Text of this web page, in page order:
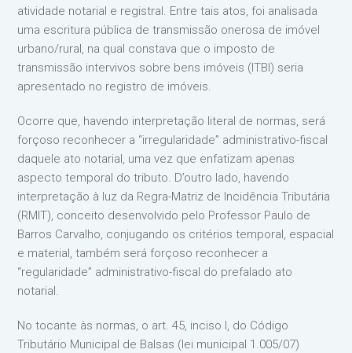
atividade notarial e registral. Entre tais atos, foi analisada
uma escritura pública de transmissão onerosa de imóvel
urbano/rural, na qual constava que o imposto de
transmissão intervivos sobre bens imóveis (ITBI) seria
apresentado no registro de imóveis.
Ocorre que, havendo interpretação literal de normas, será
forçoso reconhecer a “irregularidade” administrativo-fiscal
daquele ato notarial, uma vez que enfatizam apenas
aspecto temporal do tributo. D’outro lado, havendo
interpretação à luz da Regra-Matriz de Incidência Tributária
(RMIT), conceito desenvolvido pelo Professor Paulo de
Barros Carvalho, conjugando os critérios temporal, espacial
e material, também será forçoso reconhecer a
“regularidade” administrativo-fiscal do prefalado ato
notarial.
No tocante às normas, o art. 45, inciso I, do Código
Tributário Municipal de Balsas (lei municipal 1.005/07)